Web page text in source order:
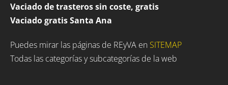
Vaciado de trasteros sin coste, gratis
Vaciado gratis Santa Ana
Puedes mirar las páginas de REyVA en SITEMAP
Todas las categorías y subcategorías de la web